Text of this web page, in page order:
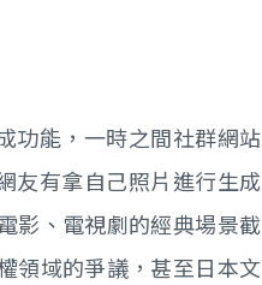
功能，一時之間社群網站
友有拿自己照片進行生成
影、電視劇的經典場景截
領域的爭議，甚至日本文